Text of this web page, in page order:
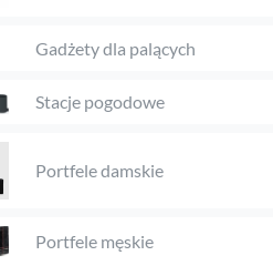
Gadżety dla palących
Stacje pogodowe
Portfele damskie
Portfele męskie